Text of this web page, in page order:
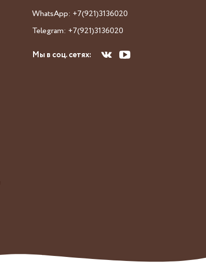
WhatsApp: +7(921)3136020
Telegram: +7(921)3136020
Мы в соц. сетях: